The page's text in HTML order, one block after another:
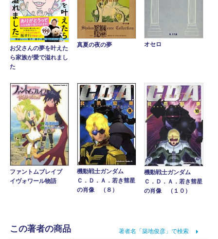
お父さんの夢を叶えた
ら家族が愛で溢れまし
た
真夏の夜の夢 オセロ
ファントムブレイブ
イヴォワール物語
機動戦士ガンダム
Ｃ．Ｄ．Ａ．若き彗星
の肖像 （８）
機動戦士ガンダム
Ｃ．Ｄ．Ａ．若き彗星
の肖像 （１０）
この著者の商品 著者名「築地俊彦」で検索